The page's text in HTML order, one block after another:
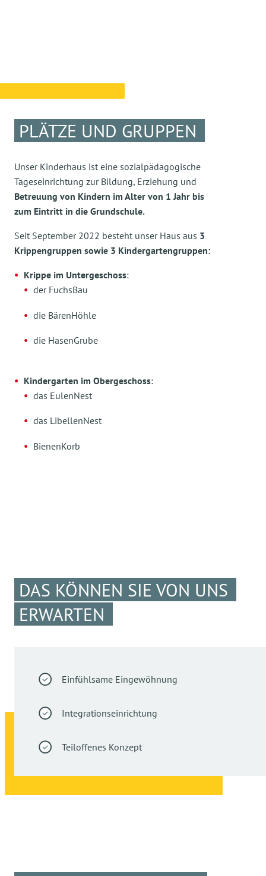
PLÄTZE UND GRUPPEN
Unser Kinderhaus ist eine sozialpädagogische
Tageseinrichtung zur Bildung, Erziehung und
Betreuung von Kindern im Alter von 1 Jahr bis
zum Eintritt in die Grundschule.
Seit September 2022 besteht unser Haus aus 3
Krippengruppen sowie 3 Kindergartengruppen:
Krippe im Untergeschoss:
der FuchsBau
die BärenHöhle
die HasenGrube
Kindergarten im Obergeschoss:
das EulenNest
das LibellenNest
BienenKorb
DAS KÖNNEN SIE VON UNS
ERWARTEN
Einfühlsame Eingewöhnung
Integrationseinrichtung
Teiloffenes Konzept